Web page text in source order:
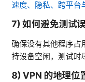
速度、隐私、跨平台
7) 如何避免测试误
确保没有其他程序占
持设备空闲，测试时
8) VPN 的地理位